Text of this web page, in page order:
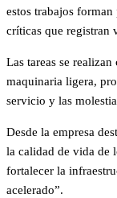
estos trabajos
críticas que registran
Las tareas se
maquinaria ligera,
servicio y las
Desde la empresa
la calidad de vida de
fortalecer la
acelerado”.